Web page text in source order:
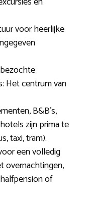
voor heerlijke
Het centrum van
B&B’s,
zijn prima te
taxi, tram).
een volledig
overnachtingen,
of